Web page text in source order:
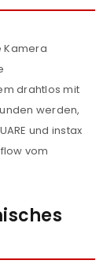
Kamera
drahtlos mit
werden,
und instax
vom